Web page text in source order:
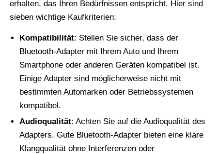
erhalten, das Ihren Bedürfnissen entspricht. Hier sind
sieben wichtige Kaufkriterien:
Kompatibilität: Stellen Sie sicher, dass der
Bluetooth-Adapter mit Ihrem Auto und Ihrem
Smartphone oder anderen Geräten kompatibel ist.
Einige Adapter sind möglicherweise nicht mit
bestimmten Automarken oder Betriebssystemen
kompatibel.
Audioqualität: Achten Sie auf die Audioqualität des
Adapters. Gute Bluetooth-Adapter bieten eine klare
Klangqualität ohne Interferenzen oder